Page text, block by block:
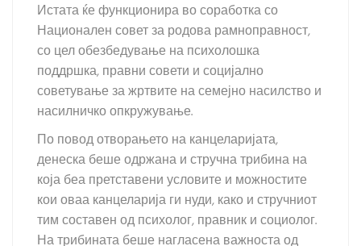
Истата ќе функционира во соработка со
Национален совет за родова рамноправност,
со цел обезбедување на психолошка
поддршка, правни совети и социјално
советување за жртвите на семејно насилство и
насилничко опкружување.
По повод отворањето на канцеларијата,
денеска беше одржана и стручна трибина на
која беа претставени условите и можностите
кои оваа канцеларија ги нуди, како и стручниот
тим составен од психолог, правник и социолог.
На трибината беше нагласена важноста од